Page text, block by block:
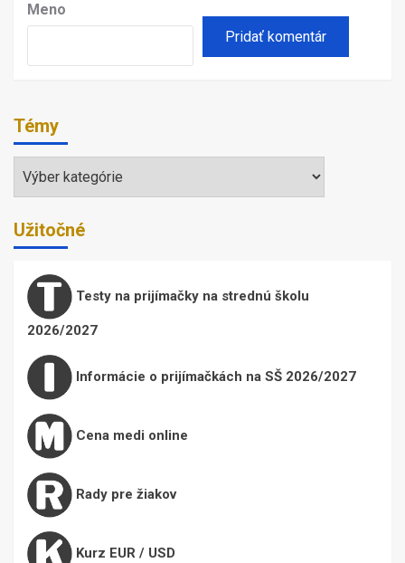
Meno
Témy
Témy
Užitočné
Testy na prijímačky na strednú školu
2026/2027
Informácie o prijímačkách na SŠ 2026/2027
Cena medi online
Rady pre žiakov
Kurz EUR / USD